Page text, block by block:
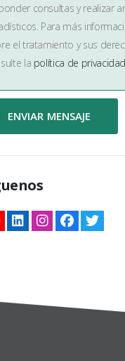
consultas y realizar
Para más
el tratamiento y sus
la política de privacidad